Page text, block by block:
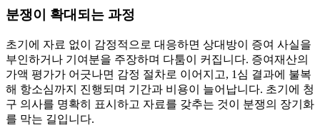
분쟁이 확대되는 과정
초기에 자료 없이 감정적으로 대응하면 상대방이 증여 사실을
부인하거나 기여분을 주장하며 다툼이 커집니다. 증여재산의
가액 평가가 어긋나면 감정 절차로 이어지고, 1심 결과에 불복
해 항소심까지 진행되며 기간과 비용이 늘어납니다. 초기에 청
구 의사를 명확히 표시하고 자료를 갖추는 것이 분쟁의 장기화
를 막는 길입니다.